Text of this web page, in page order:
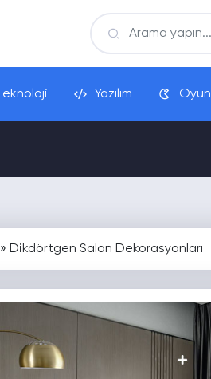
Teknoloji Yazılım Oyun
» Dikdörtgen Salon Dekorasyonları